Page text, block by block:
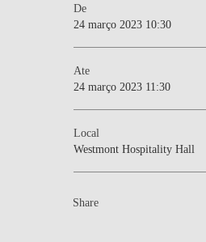
De
24 março 2023 10:30
Ate
24 março 2023 11:30
Local
Westmont Hospitality Hall
Share